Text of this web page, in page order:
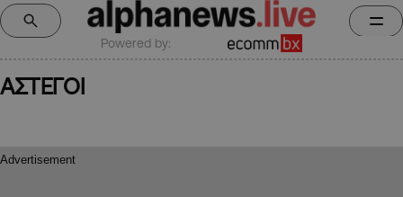
Powered by:
ΑΣΤΕΓΟΙ